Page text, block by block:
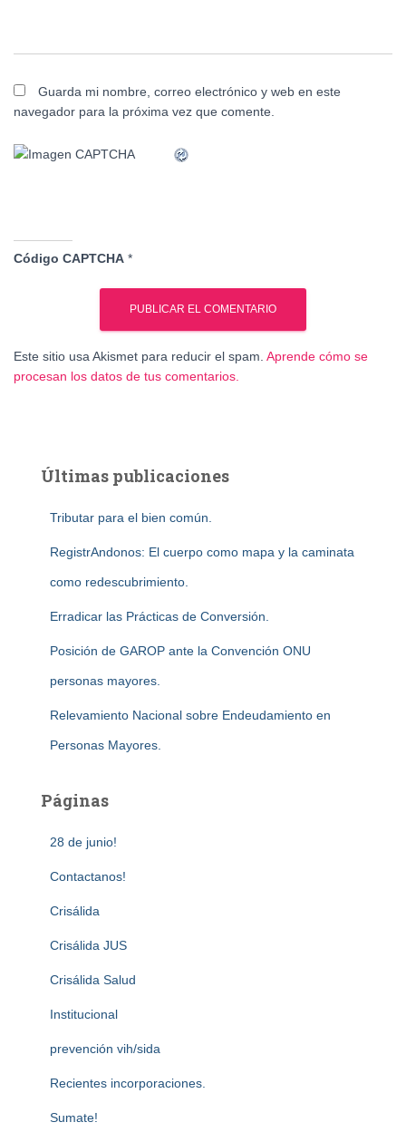
Guarda mi nombre, correo electrónico y web en este
navegador para la próxima vez que comente.
Código CAPTCHA *
Este sitio usa Akismet para reducir el spam. Aprende cómo se
procesan los datos de tus comentarios.
Últimas publicaciones
Tributar para el bien común.
RegistrAndonos: El cuerpo como mapa y la caminata
como redescubrimiento.
Erradicar las Prácticas de Conversión.
Posición de GAROP ante la Convención ONU
personas mayores.
Relevamiento Nacional sobre Endeudamiento en
Personas Mayores.
Páginas
28 de junio!
Contactanos!
Crisálida
Crisálida JUS
Crisálida Salud
Institucional
prevención vih/sida
Recientes incorporaciones.
Sumate!